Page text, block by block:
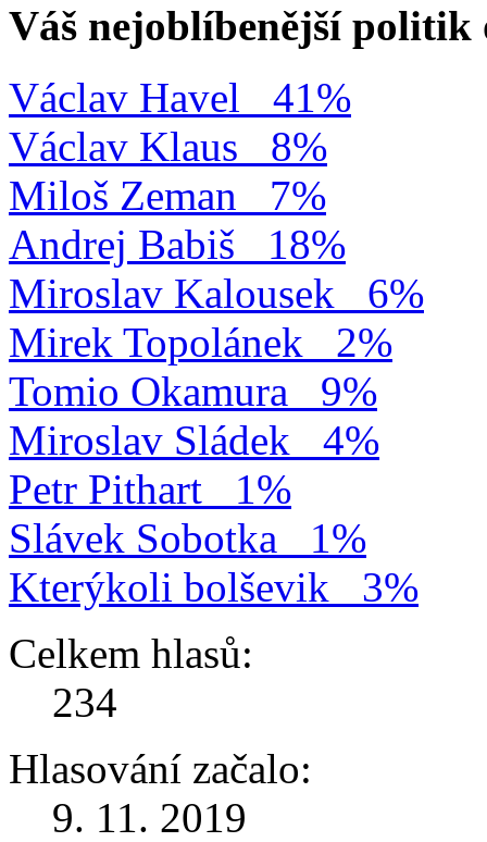
Váš nejoblíbenější politik
Václav Havel
41%
Václav Klaus
8%
Miloš Zeman
7%
Andrej Babiš
18%
Miroslav Kalousek
6%
Mirek Topolánek
2%
Tomio Okamura
9%
Miroslav Sládek
4%
Petr Pithart
1%
Slávek Sobotka
1%
Kterýkoli bolševik
3%
Celkem hlasů:
234
Hlasování začalo:
9. 11. 2019